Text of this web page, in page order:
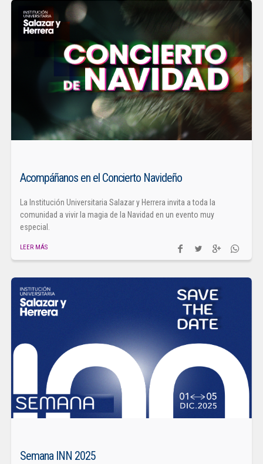
Acompáñanos en el Concierto Navideño
La Institución Universitaria Salazar y Herrera invita a toda la
comunidad a vivir la magia de la Navidad en un evento muy
especial.
LEER MÁS
Semana INN 2025